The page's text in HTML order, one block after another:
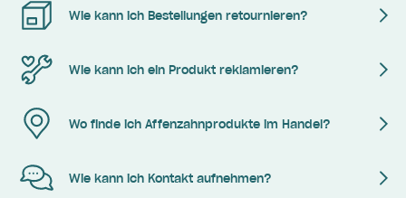
Wie kann ich Bestellungen retournieren?
Wie kann ich ein Produkt reklamieren?
Wo finde ich Affenzahnprodukte im Handel?
Wie kann ich Kontakt aufnehmen?